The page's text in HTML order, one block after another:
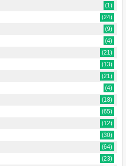
(1)
(24)
(9)
(4)
(21)
(13)
(21)
(4)
(18)
(65)
(12)
(30)
(64)
(23)